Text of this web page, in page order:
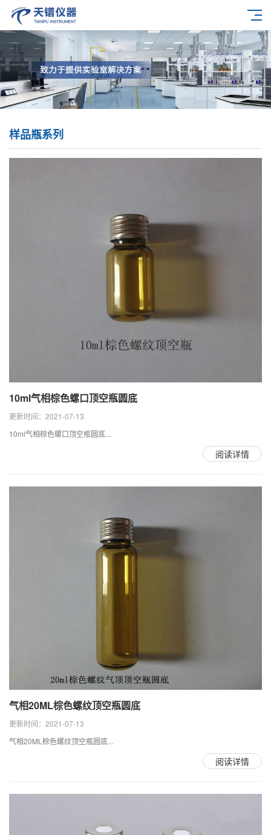
样品瓶系列
10ml气相棕色螺口顶空瓶圆底
更新时间：2021-07-13
10ml气相棕色螺口顶空瓶圆底...
阅读详情
气相20ML棕色螺纹顶空瓶圆底
更新时间：2021-07-13
气相20ML棕色螺纹顶空瓶圆底...
阅读详情